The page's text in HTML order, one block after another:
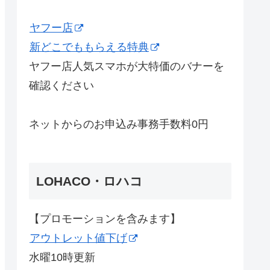
ヤフー店
新どこでももらえる特典
ヤフー店人気スマホが大特価のバナーを
確認ください
ネットからのお申込み事務手数料0円
LOHACO・ロハコ
【プロモーションを含みます】
アウトレット値下げ
水曜10時更新